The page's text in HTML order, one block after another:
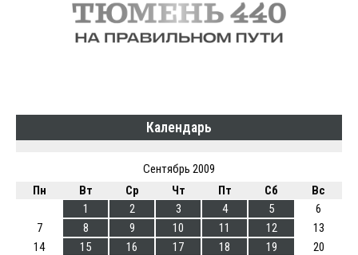
Календарь
Сентябрь 2009
Пн
Вт Ср Чт Пт Сб
Вс
1
2 3 4 5
6
7
8 9 10 11 12
13
14
15 16 17 18 19
20